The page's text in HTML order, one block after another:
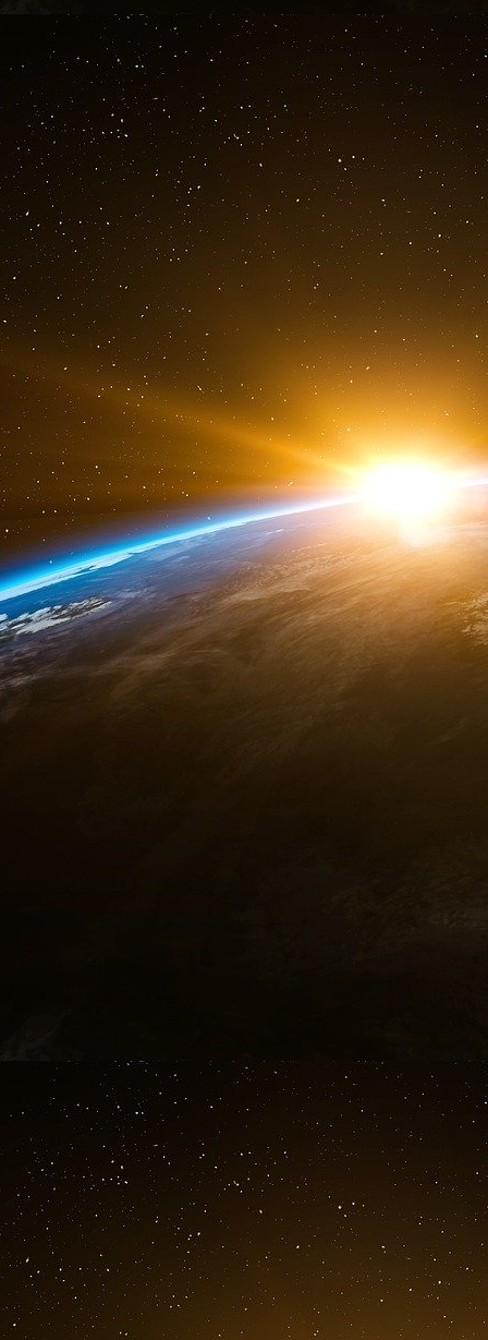
générale pour l’armement, direction des
MIN DEF/DGA/DSA/SCA, 8, boulevard
I.2) TYPE DE POUVOIR ADJUDICATEUR
toute autre autorité nationale ou fédérale,
locales.
SECTION II : OBJET DU MARCHÉ
II.1) DESCRIPTION
II.1.1) Intitulé attribué au marché par le
45 à balle ordinaire homologuée OTAN.
II.1.2) Type de marché et lieu d’exécution,
II.1.4) Description succincte du marché ou
appel d’offres restreint en application des
fourniture de cartouches de 5,56 mm x 45 à
II.1.5) Classification CPV (vocabulaire
II.1.6) Marché couvert par l’accord sur les
II.2) VALEUR TOTALE FINALE DU OU DES
II.2.1) Valeur totale finale du ou des
640,00 EUR.
Hors TVA.
SECTION IV : PROCÉDURE
IV.1) TYPE DE PROCÉDURE
IV.1.1) Type de procédure : Restreinte.
IV.2) CRITÈRES D’ATTRIBUTION
IV.2.1) Critères d’attribution : Offre
fonction
(cotraitant), pour Titanite (mandataire) : BP
1044, F-pour Titanite (mandataire) : 21270
(mandataire) : Pontailler-sur-Saône / pour
V.5) LE MARCHÉ EST SUSCEPTIBLE
SECTION VI : RENSEIGNEMENTS
VI.1) LE MARCHÉ S’INSCRIT DANS UN
FONDS COMMUNAUTAIRES : Non.
VI.2) AUTRES INFORMATIONS : Annonce
Publication au journal officiel nº 2004/S 68-
Appel d’offres restreint en application des